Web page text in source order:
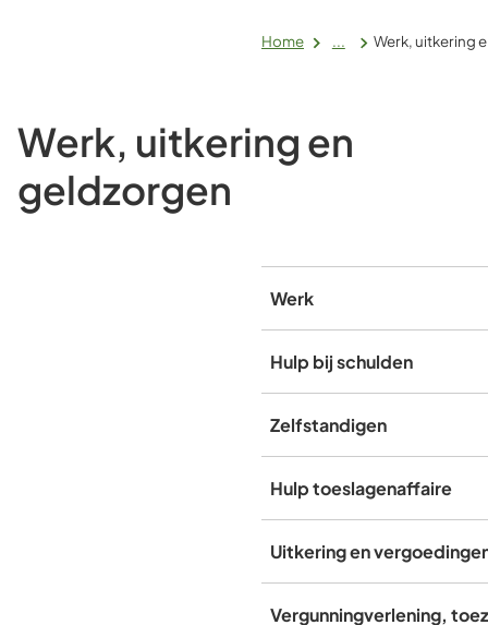
Home ... Werk, uitkering
Werk, uitkering en
geldzorgen
Werk
Hulp bij schulden
Zelfstandigen
Hulp toeslagenaffaire
Uitkering en
Vergunningverlening,